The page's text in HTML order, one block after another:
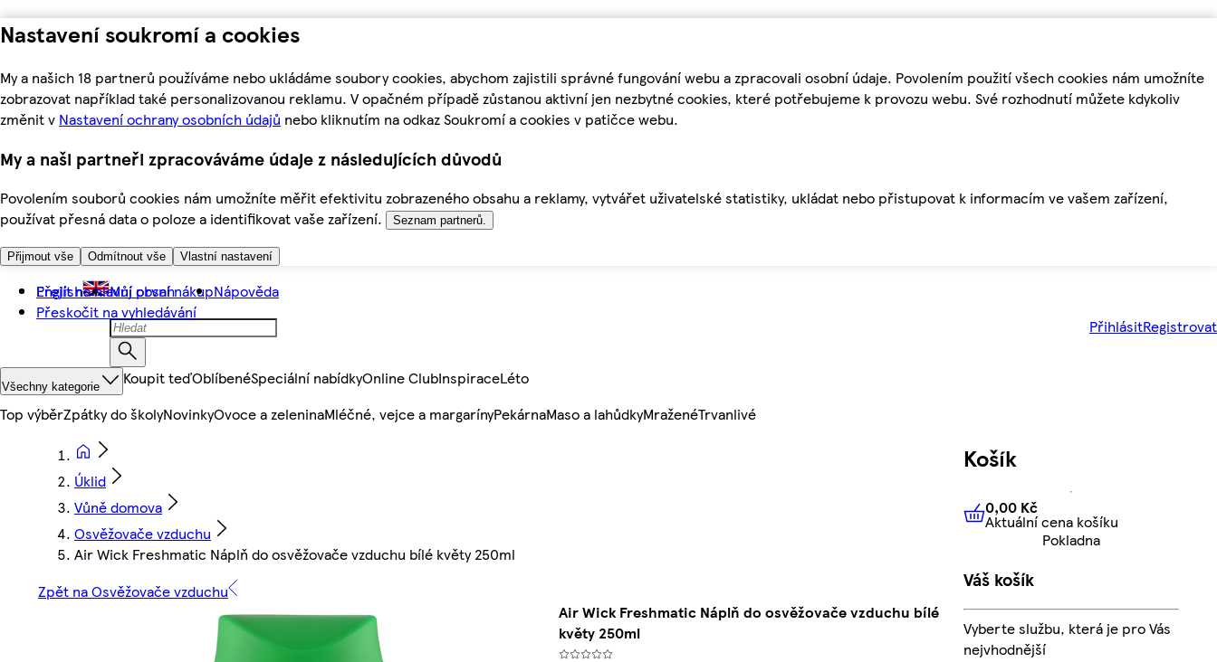
Nastavení soukromí a cookies
My a našich 18 partnerů používáme nebo ukládáme soubory cookies, abychom zajistili správné fungování webu a zpracovali osobní údaje. Povolením použití všech cookies nám umožníte
zobrazovat například také personalizovanou reklamu. V opačném případě zůstanou aktivní jen nezbytné cookies, které potřebujeme k provozu webu. Své rozhodnutí můžete kdykoliv
změnit v Nastavení ochrany osobních údajů nebo kliknutím na odkaz Soukromí a cookies v patičce webu.
My a naši partneři zpracováváme údaje z následujících důvodů
Povolením souborů cookies nám umožníte měřit efektivitu zobrazeného obsahu a reklamy, vytvářet uživatelské statistiky, ukládat nebo přistupovat k informacím ve vašem zařízení,
používat přesná data o poloze a identifikovat vaše zařízení.
Seznam partnerů.
Přijmout vše Odmítnout vše Vlastní nastavení
Přejít na hlavní obsah
Přeskočit na vyhledávání
English Můj první nákupNápověda
PřihlásitRegistrovat
Všechny kategorie Koupit teďOblíbenéSpeciální nabídkyOnline ClubInspiraceLéto
Top výběrZpátky do školyNovinkyOvoce a zeleninaMléčné, vejce a margarínyPekárnaMaso a lahůdkyMraženéTrvanlivé
Úklid
Vůně domova
Osvěžovače vzduchu
Air Wick Freshmatic Náplň do osvěžovače vzduchu bílé květy 250ml
Zpět na Osvěžovače vzduchu
Air Wick Freshmatic Náplň do osvěžovače vzduchu bílé
květy 250ml
Košík
0,00 KčAktuální cena košíku
0,00 Kč
Aktuální cena košíku
Pokladna
Váš košík
Vyberte službu, která je pro Vás
nejvhodnější